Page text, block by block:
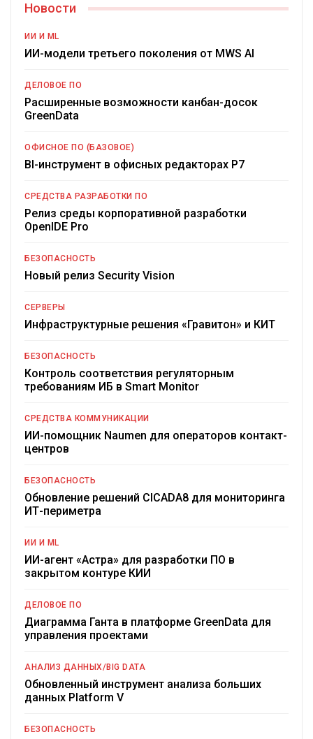
Новости
ИИ И ML
ИИ-модели третьего поколения от MWS AI
ДЕЛОВОЕ ПО
Расширенные возможности канбан-досок
GreenData
ОФИСНОЕ ПО (БАЗОВОЕ)
BI-инструмент в офисных редакторах Р7
СРЕДСТВА РАЗРАБОТКИ ПО
Релиз среды корпоративной разработки
OpenIDE Pro
БЕЗОПАСНОСТЬ
Новый релиз Security Vision
СЕРВЕРЫ
Инфраструктурные решения «Гравитон» и КИТ
БЕЗОПАСНОСТЬ
Контроль соответствия регуляторным
требованиям ИБ в Smart Monitor
СРЕДСТВА КОММУНИКАЦИИ
ИИ-помощник Naumen для операторов контакт-
центров
БЕЗОПАСНОСТЬ
Обновление решений CICADA8 для мониторинга
ИТ-периметра
ИИ И ML
ИИ-агент «Астра» для разработки ПО в
закрытом контуре КИИ
ДЕЛОВОЕ ПО
Диаграмма Ганта в платформе GreenData для
управления проектами
АНАЛИЗ ДАННЫХ/BIG DATA
Обновленный инструмент анализа больших
данных Platform V
БЕЗОПАСНОСТЬ